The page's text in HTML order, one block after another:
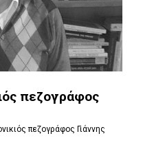
πεζογράφος
πεζογράφος Γιάννης